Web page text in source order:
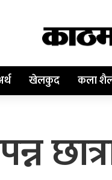
खेलकुद कला